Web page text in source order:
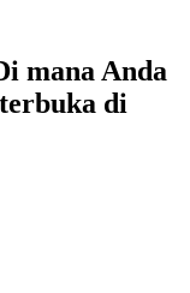
mana Anda
di